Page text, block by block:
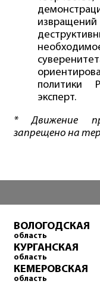
политики
эксперт.
* Движение
запрещено на
ВОЛОГОДСКАЯ
область
КУРГАНСКАЯ
область
КЕМЕРОВСКАЯ
область